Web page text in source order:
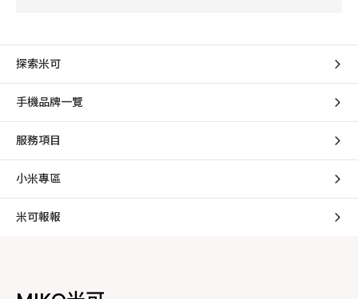
探索米可
手機品牌一覽
服務項目
小米專區
米可報報